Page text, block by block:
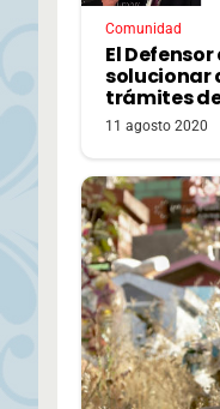
Comunidad
El
solucionar
trámites
11 agosto 2020